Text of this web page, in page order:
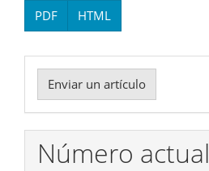
PDF
HTML
Enviar
un
artículo
Enviar un artículo
Número actual